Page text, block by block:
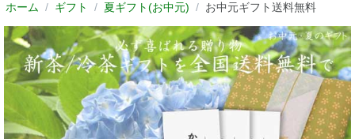
ホーム / ギフト / 夏ギフト(お中元) / お中元ギフト送料無料